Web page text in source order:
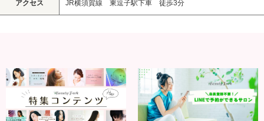
アクセス JR横須賀線 東逗子駅下車 徒歩3分